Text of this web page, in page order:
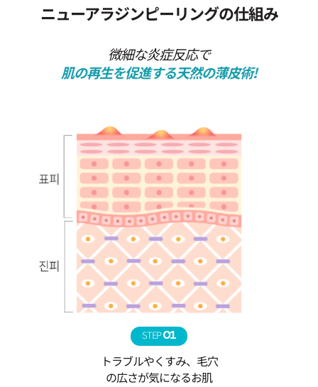
ニューアラジンピーリングの仕組み
微細な炎症反応で
肌の再生を促進する天然の薄皮術!
STEP01
トラブルやくすみ、毛穴
の広さが気になるお肌